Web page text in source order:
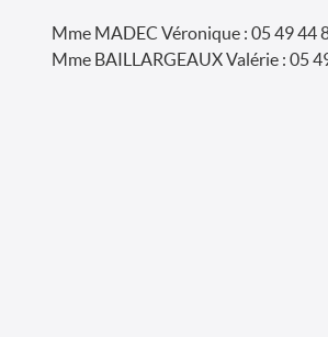
Mme MADEC Véronique : 05 49 44
Mme BAILLARGEAUX Valérie : 05